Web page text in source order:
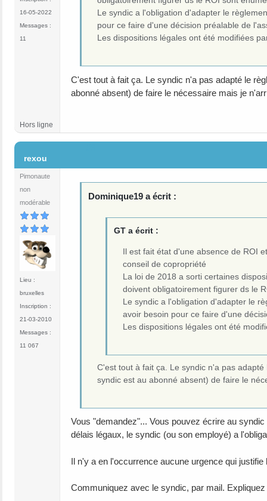
16-05-2022
Messages :
11
Le syndic a l'obligation d'adapter le
pour ce faire d'une décision préalable de
Les dispositions légales ont été modifiées
C'est tout à fait ça. Le syndic n'a pas adapté le
abonné absent) de faire le nécessaire mais je
Hors ligne
rexou
Pimonaute
non
modérable
Lieu :
bruxelles
Inscription :
21-03-2010
Messages :
11 067
Dominique19 a écrit :
GT a écrit :
Il est fait état d'une absence de ROI
conseil de copropriété
La loi de 2018 a sorti certaines
doivent obligatoirement figurer ds le
Le syndic a l'obligation d'adapter le
avoir besoin pour ce faire d'une
Les dispositions légales ont été
C'est tout à fait ça. Le syndic n'a pas
syndic est au abonné absent) de faire le
Vous "demandez"... Vous pouvez écrire au
délais légaux, le syndic (ou son employé) a
Il n'y a en l'occurrence aucune urgence qui
Communiquez avec le syndic, par mail.